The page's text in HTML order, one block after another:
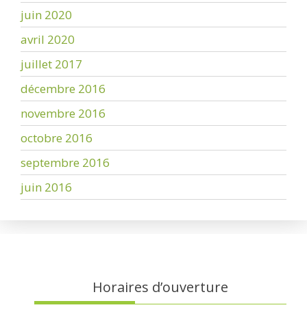
juin 2020
avril 2020
juillet 2017
décembre 2016
novembre 2016
octobre 2016
septembre 2016
juin 2016
Horaires d’ouverture